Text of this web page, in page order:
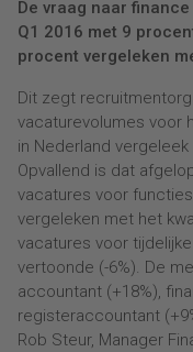
De vraag naar
Q1 2016 met 9
procent vergeleken
Dit zegt
vacaturevolumes voor
in Nederland
Opvallend is dat
vacatures voor
vergeleken met het
vacatures voor
vertoonde (-6%). De
accountant (+18%),
registeraccountant
Rob Steur, Manager